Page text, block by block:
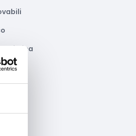
chimica